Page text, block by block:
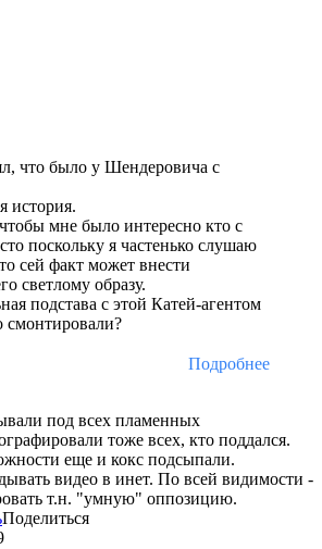
что было у Шендеровича с
история.
мне было интересно кто с
поскольку я частенько слушаю
сей факт может внести
светлому образу.
подстава с этой Катей-агентом
Подробнее
под всех пламенных
тоже всех, кто поддался.
еще и кокс подсыпали.
видео в инет. По всей видимости -
т.н. "умную" оппозицию.
Поделиться